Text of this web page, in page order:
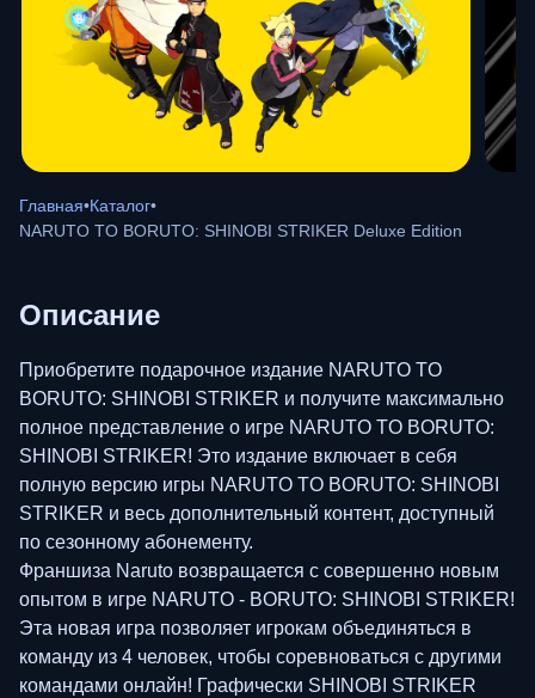
Главная•Каталог•
NARUTO TO BORUTO: SHINOBI STRIKER Deluxe Edition
Описание
Приобретите подарочное издание NARUTO TO
BORUTO: SHINOBI STRIKER и получите максимально
полное представление о игре NARUTO TO BORUTO:
SHINOBI STRIKER! Это издание включает в себя
полную версию игры NARUTO TO BORUTO: SHINOBI
STRIKER и весь дополнительный контент, доступный
по сезонному абонементу.
Франшиза Naruto возвращается с совершенно новым
опытом в игре NARUTO - BORUTO: SHINOBI STRIKER!
Эта новая игра позволяет игрокам объединяться в
команду из 4 человек, чтобы соревноваться с другими
командами онлайн! Графически SHINOBI STRIKER